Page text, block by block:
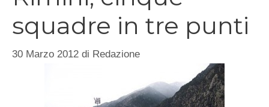
squadre in tre punti
30 Marzo 2012 di Redazione